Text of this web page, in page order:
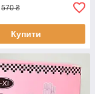
570 ₴
Купити